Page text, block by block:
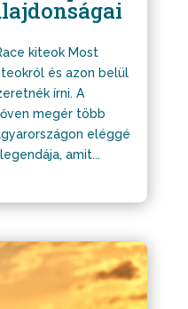
kiteok Most
és azon belül
írni. A
megér több
eléggé
amit...